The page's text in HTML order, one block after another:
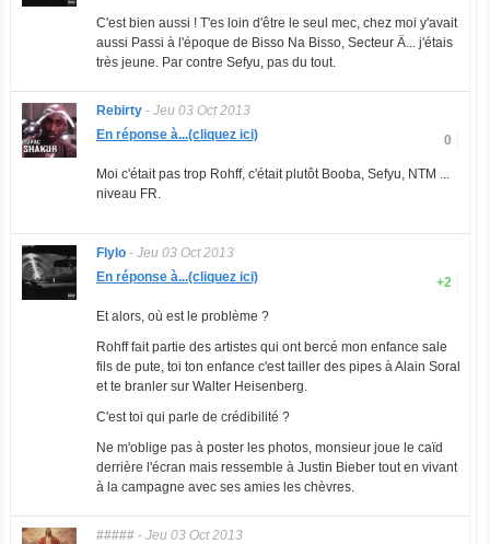
C'est bien aussi ! T'es loin d'être le seul mec, chez moi y'avait
aussi Passi à l'époque de Bisso Na Bisso, Secteur Ä... j'étais
très jeune. Par contre Sefyu, pas du tout.
Rebirty- Jeu 03 Oct 2013
0
En réponse à...(cliquez ici)
Moi c'était pas trop Rohff, c'était plutôt Booba, Sefyu, NTM ...
niveau FR.
Flylo- Jeu 03 Oct 2013
+2
En réponse à...(cliquez ici)
Et alors, où est le problème ?
Rohff fait partie des artistes qui ont bercé mon enfance sale
fils de pute, toi ton enfance c'est tailler des pipes à Alain Soral
et te branler sur Walter Heisenberg.
C'est toi qui parle de crédibilité ?
Ne m'oblige pas à poster les photos, monsieur joue le caïd
derrière l'écran mais ressemble à Justin Bieber tout en vivant
à la campagne avec ses amies les chèvres.
#####- Jeu 03 Oct 2013